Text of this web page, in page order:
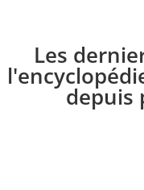
Les
depuis